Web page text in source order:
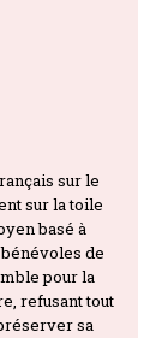
sur le
sur la toile
basé à
de
pour la
refusant tout
sa